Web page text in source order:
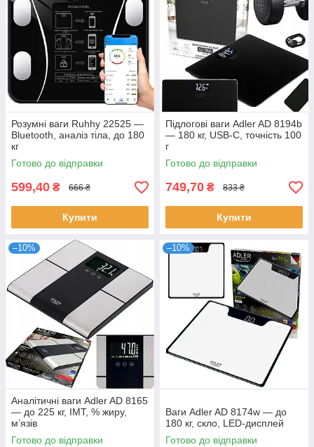
Розумні ваги Ruhhy 22525 —
Bluetooth, аналіз тіла, до 180
кг
Готово до відправки
599,40 ₴ 666 ₴
Купити
Підлогові ваги Adler AD 8194b
— 180 кг, USB-C, точність 100
г
Готово до відправки
749,70 ₴ 833 ₴
Купити
–10%
Аналітичні ваги Adler AD 8165
— до 225 кг, ІМТ, % жиру,
м’язів
Готово до відправки
–10%
Ваги Adler AD 8174w — до
180 кг, скло, LED-дисплей
Готово до відправки